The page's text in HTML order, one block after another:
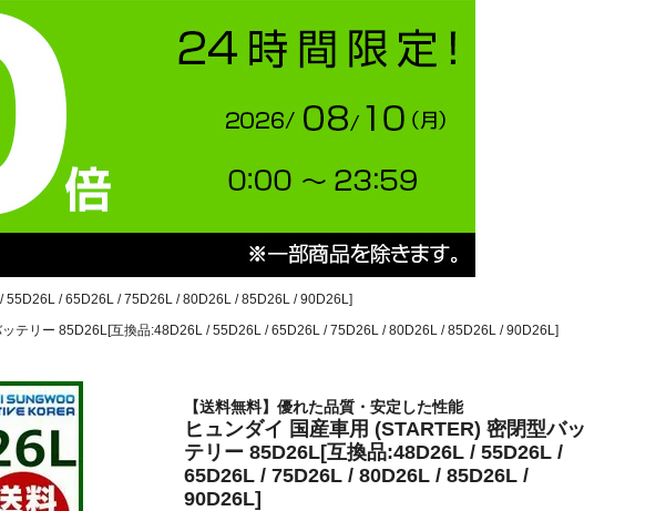
55D26L / 65D26L / 75D26L / 80D26L / 85D26L / 90D26L]
テリー 85D26L[互換品:48D26L / 55D26L / 65D26L / 75D26L / 80D26L / 85D26L / 90D26L]
【送料無料】優れた品質・安定した性能
ヒュンダイ 国産車用 (STARTER) 密閉型バッ
テリー 85D26L[互換品:48D26L / 55D26L /
65D26L / 75D26L / 80D26L / 85D26L /
90D26L]